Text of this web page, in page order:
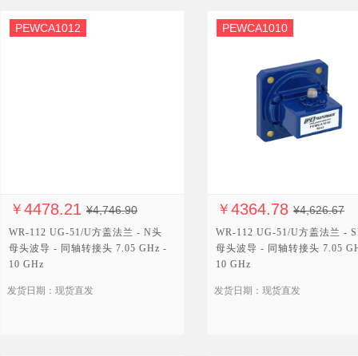
WR-430
WR-34
WR-42
WR-112
￥ 4478.21 ¥4,746.90
PEWCA1012
WR-112 UG-51/U方盖法兰 - N头
母头波导 - 同轴转接头 7.05 GHz -
10 GHz
发货日期：现货直发
￥ 4364.78 ¥4,626.67
PEWCA1010
WR-112 UG-51/U方盖法兰 -
母头波导 - 同轴转接头 7.05
10 GHz
发货日期：现货直发